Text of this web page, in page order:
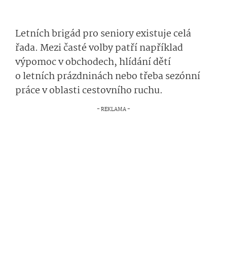
Letních brigád pro seniory existuje celá
řada. Mezi časté volby patří například
výpomoc v obchodech, hlídání dětí
o letních prázdninách nebo třeba sezónní
práce v oblasti cestovního ruchu.